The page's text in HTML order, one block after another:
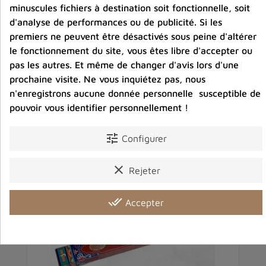
Avis clients
Vous aimerez aussi
minuscules fichiers à destination soit fonctionnelle, soit
d'analyse de performances ou de publicité. Si les
premiers ne peuvent être désactivés sous peine d'altérer
le fonctionnement du site, vous êtes libre d'accepter ou
pas les autres. Et même de changer d'avis lors d'une
prochaine visite. Ne vous inquiétez pas, nous
n'enregistrons aucune donnée personnelle susceptible de
pouvoir vous identifier personnellement !
tune Configurer
clear Rejeter
done_all Accepter